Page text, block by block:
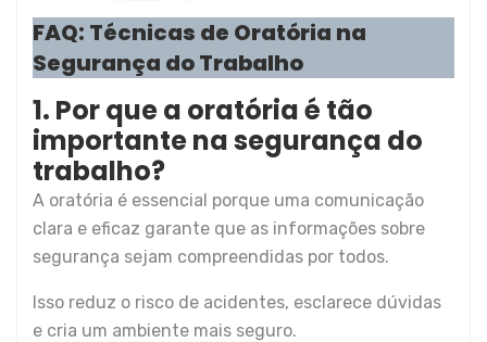
FAQ: Técnicas de Oratória na
Segurança do Trabalho
1. Por que a oratória é tão
importante na segurança do
trabalho?
A oratória é essencial porque uma comunicação
clara e eficaz garante que as informações sobre
segurança sejam compreendidas por todos.
Isso reduz o risco de acidentes, esclarece dúvidas
e cria um ambiente mais seguro.